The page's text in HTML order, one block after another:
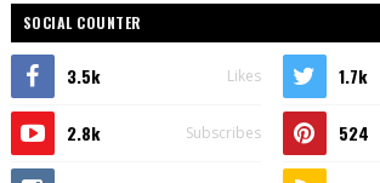
SOCIAL COUNTER
3.5k Likes 1.7k
2.8k Subscribes 524